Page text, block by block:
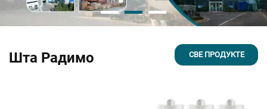
Шта Радимо СВЕ ПРОДУКТЕ